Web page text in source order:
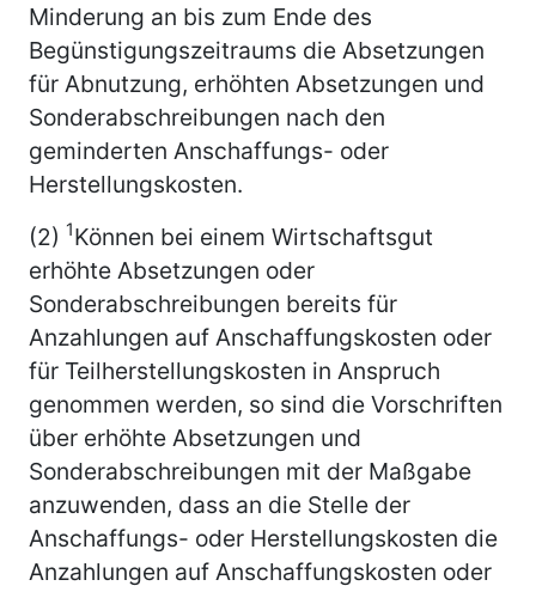
Minderung an bis zum Ende des
Begünstigungszeitraums die Absetzungen
für Abnutzung, erhöhten Absetzungen und
Sonderabschreibungen nach den
geminderten Anschaffungs- oder
Herstellungskosten.
(2) 1Können bei einem Wirtschaftsgut
erhöhte Absetzungen oder
Sonderabschreibungen bereits für
Anzahlungen auf Anschaffungskosten oder
für Teilherstellungskosten in Anspruch
genommen werden, so sind die Vorschriften
über erhöhte Absetzungen und
Sonderabschreibungen mit der Maßgabe
anzuwenden, dass an die Stelle der
Anschaffungs- oder Herstellungskosten die
Anzahlungen auf Anschaffungskosten oder